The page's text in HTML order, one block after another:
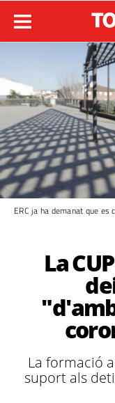
ERC ja ha demanat que es
La
La formació
suport als